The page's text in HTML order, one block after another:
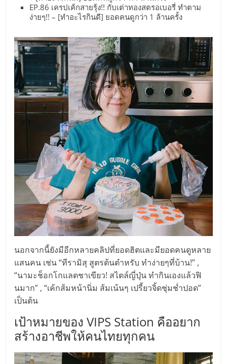
EP.86 เครปเค้กสายรุ้ง!! กับเต่าทองสตรอเบอรี่ ทำตาม
ง่ายๆ!! – [ทำอะไรกินดี] ยอดคนดูกว่า 1 ล้านครั้ง
นอกจากนี้ยังมีอีกหลายคลิปที่ยอดฮิตและมียอดคนดูหลาย
แสนคน เช่น “ทีรามิสุ สูตรต้นตำหรับ ทำง่ายๆที่บ้าน!” ,
“นามะช็อกโกแลตชาเขียว! สไตล์ญี่ปุ่น ทำกินเองแล้วฟิ
นมาก” , “เค้กส้มหน้านิ่ม ส้มเน้นๆ เปรี้ยวจิ้ดชุ่มช่ำปอด”
เป็นต้น
เป้าหมายของ VIPS Station คืออยาก
สร้างอาชีพให้คนไทยทุกคน